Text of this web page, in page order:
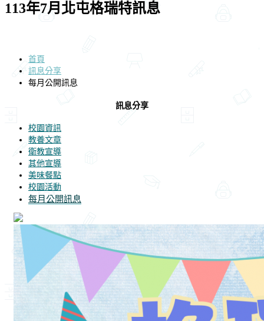
113年7月北屯格瑞特訊息
首頁
訊息分享
每月公開訊息
訊息分享
校園資訊
教養文章
衛教宣導
其他宣導
美味餐點
校園活動
每月公開訊息